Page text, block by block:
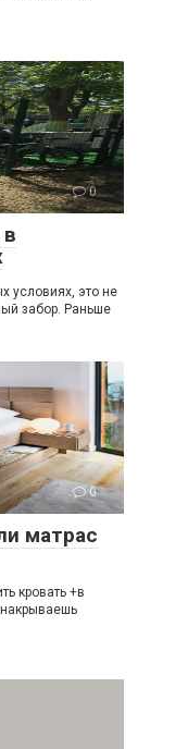
0
условиях, это не
забор. Раньше
0
матрас
кровать +в